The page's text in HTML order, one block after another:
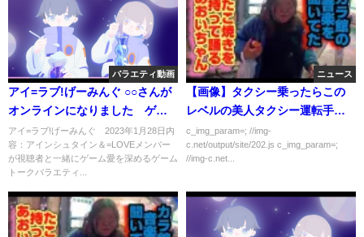
バラエティ動画
アイ=ラブ!げーみんぐ ○○さんが
オンラインになりました ゲス
ト：音嶋莉沙 1月28日
アイ=ラブ!げーみんぐ 2023年1月28日内
容：アインシュタイン＆=LOVEメンバー
が視聴者と一緒にゲーム愛を深めるゲーム
トークバラエティ...
ニュース
【画像】タクシー乗ったらこの
レベルの美人タクシー運転手だ
ったらどうする？
c_img_param=; //img-
c.net/output/site/202.js c_img_param=;
//img-c.net...